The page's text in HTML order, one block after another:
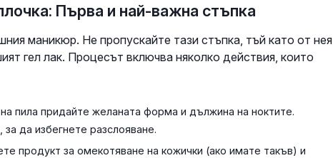
Първа и най-важна стъпка
маникюр. Не пропускайте тази стъпка, тъй като от нея
гел лак. Процесът включва няколко действия, които
пила придайте желаната форма и дължина на ноктите.
да избегнете разслояване.
продукт за омекотяване на кожички (ако имате такъв) и